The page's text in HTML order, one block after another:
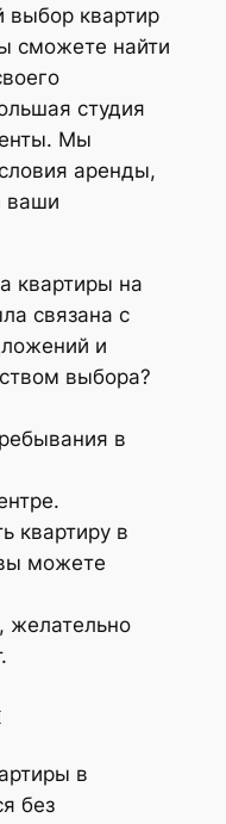
выбор квартир
сможете найти
студия
Мы
аренды,
ваши
квартиры на
связана с
и
выбора?
в
квартиру в
можете
желательно
в
без